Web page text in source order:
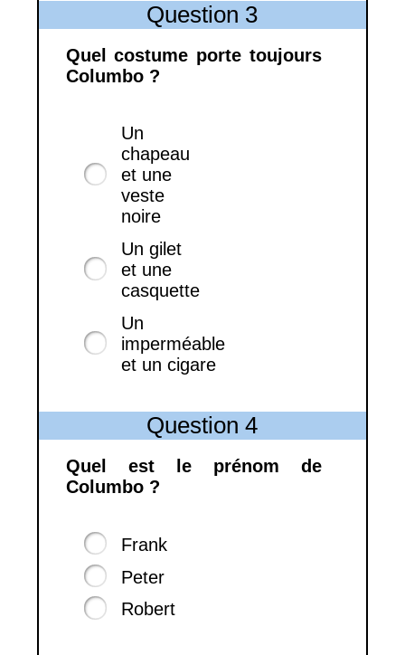
Question 3
Quel costume porte toujours
Columbo ?
Un
chapeau
et une
veste
noire
Un gilet
et une
casquette
Un
imperméable
et un cigare
Question 4
Quel est le prénom de
Columbo ?
Frank
Peter
Robert